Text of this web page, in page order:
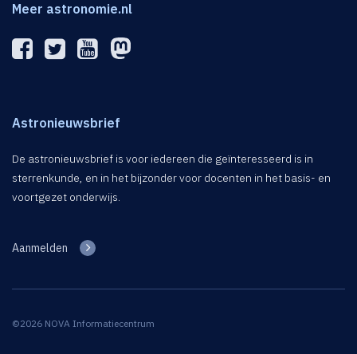
Meer astronomie.nl
Astronieuwsbrief
De astronieuwsbrief is voor iedereen die geïnteresseerd is in
sterrenkunde, en in het bijzonder voor docenten in het basis- en
voortgezet onderwijs.
Aanmelden
©2026 NOVA Informatiecentrum